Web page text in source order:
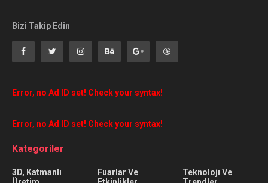
Bizi Takip Edin
Error, no Ad ID set! Check your syntax!
Error, no Ad ID set! Check your syntax!
Kategoriler
3D, Katmanlı
Fuarlar Ve
Teknolojı Ve